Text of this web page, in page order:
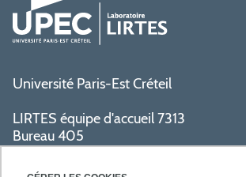
Université Paris-Est Créteil
LIRTES équipe d'accueil 7313
Bureau 405
80 avenue du Général de Gaulle